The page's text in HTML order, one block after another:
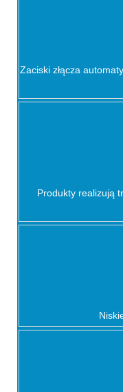
Zaciski złącza
Produkty realizują